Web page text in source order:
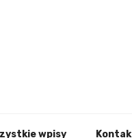
wpisy